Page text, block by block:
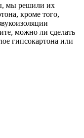
мы решили их
кроме того,
можно ли сделать
гипсокартона или